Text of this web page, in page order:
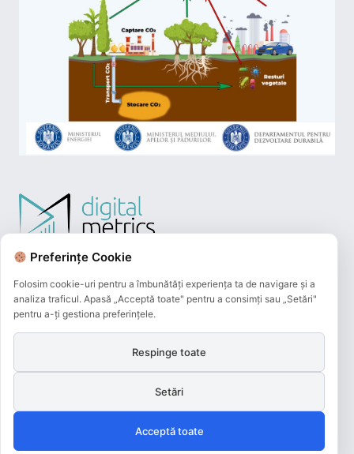
Plățile online efectuate pe acest site
sunt procesate de către Netopia Payments
și beneficiază de 3D-Secure.
Preferințe Cookie
Folosim cookie-uri pentru a îmbunătăți experiența ta de navigare și a
analiza traficul. Apasă „Acceptă toate" pentru a consimți sau „Setări"
pentru a-ți gestiona preferințele.
Respinge toate
Setări
Acceptă toate